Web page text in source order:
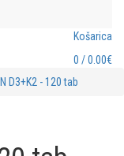
Košarica
0 / 0.00€
D3+K2 - 120 tab